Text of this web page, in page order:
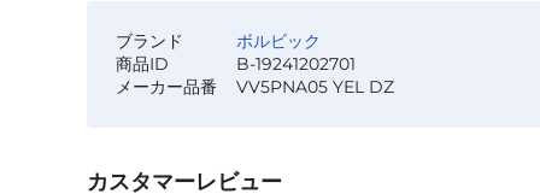
ブランド
ボルビック
商品ID
B-19241202701
メーカー品番
VV5PNA05 YEL DZ
カスタマーレビュー